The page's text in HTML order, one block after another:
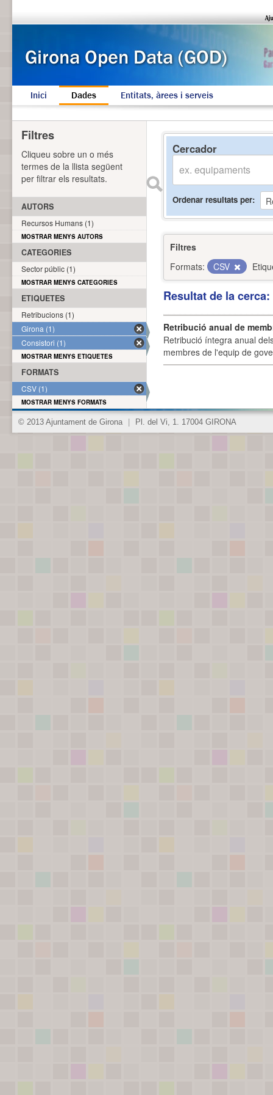
Inici Dades Entitats, àrees i serveis
Cercador
Ordenar resultats per
Filtres
Formats:
CSV
Resultat de la
Retribució anual de
Retribució íntegra anual
membres de l'equip de
Filtres
Cliqueu sobre un o més
termes de la llista següent
per filtrar els resultats.
AUTORS
Recursos Humans (1)
MOSTRAR MENYS AUTORS
CATEGORIES
Sector públic (1)
MOSTRAR MENYS CATEGORIES
ETIQUETES
Retribucions (1)
Girona (1)
Consistori (1)
MOSTRAR MENYS ETIQUETES
FORMATS
CSV (1)
MOSTRAR MENYS FORMATS
© 2013 Ajuntament de Girona Pl. del Vi, 1. 17004 GIRONA